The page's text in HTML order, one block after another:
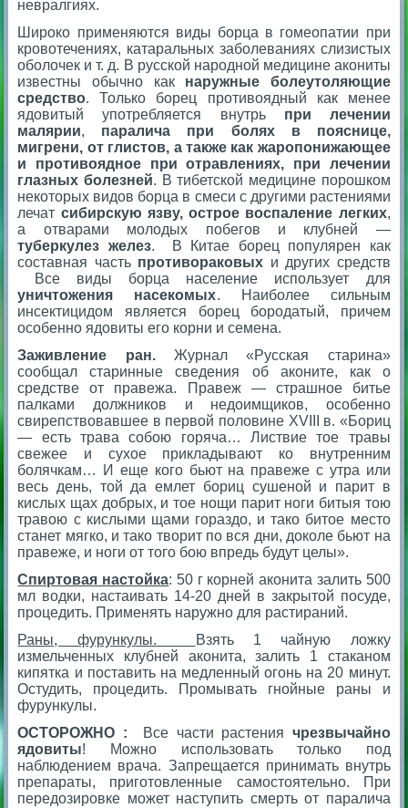
невралгиях.
Широко применяются виды борца в гомеопатии при
кровотечениях, катаральных заболеваниях слизистых
оболочек и т. д. В русской народной медицине акониты
известны обычно как наружные болеутоляющие
средство. Только борец противоядный как менее
ядовитый употребляется внутрь при лечении
малярии, паралича при болях в пояснице,
мигрени, от глистов, а также как жаропонижающее
и противоядное при отравлениях, при лечении
глазных болезней. В тибетской медицине порошком
некоторых видов борца в смеси с другими растениями
лечат сибирскую язву, острое воспаление легких,
а отварами молодых побегов и клубней —
туберкулез желез. В Китае борец популярен как
составная часть противораковых и других средств
Все виды борца население использует для
уничтожения насекомых. Наиболее сильным
инсектицидом является борец бородатый, причем
особенно ядовиты его корни и семена.
Заживление ран.Журнал «Русская старина»
сообщал старинные сведения об аконите, как о
средстве от правежа. Правеж — страшное битье
палками должников и недоимщиков, особенно
свирепствовавшее в первой половине XVIII в. «Бориц
— есть трава собою горяча… Листвие тое травы
свежее и сухое прикладывают ко внутренним
болячкам… И еще кого бьют на правеже с утра или
весь день, той да емлет бориц сушеной и парит в
кислых щах добрых, и тое нощи парит ноги битыя тою
травою с кислыми щами гораздо, и тако битое место
станет мягко, и тако творит по вся дни, доколе бьют на
правеже, и ноги от того бою впредь будут целы».
Спиртовая настойка: 50 г корней аконита залить 500
мл водки, настаивать 14-20 дней в закрытой посуде,
процедить. Применять наружно для растираний.
Раны, фурункулы.
Взять 1 чайную ложку
измельченных клубней аконита, залить 1 стаканом
кипятка и поставить на медленный огонь на 20 минут.
Остудить, процедить. Промывать гнойные раны и
фурункулы.
ОСТОРОЖНО : Все части растения чрезвычайно
ядовиты! Можно использовать только под
наблюдением врача. Запрещается принимать внутрь
препараты, приготовленные самостоятельно. При
передозировке может наступить смерть от паралича